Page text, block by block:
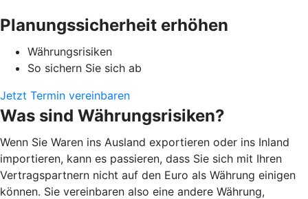
Planungssicherheit erhöhen
Währungsrisiken
So sichern Sie sich ab
Jetzt Termin vereinbaren
Was sind Währungsrisiken?
Wenn Sie Waren ins Ausland exportieren oder ins Inland
importieren, kann es passieren, dass Sie sich mit Ihren
Vertragspartnern nicht auf den Euro als Währung einigen
können. Sie vereinbaren also eine andere Währung,